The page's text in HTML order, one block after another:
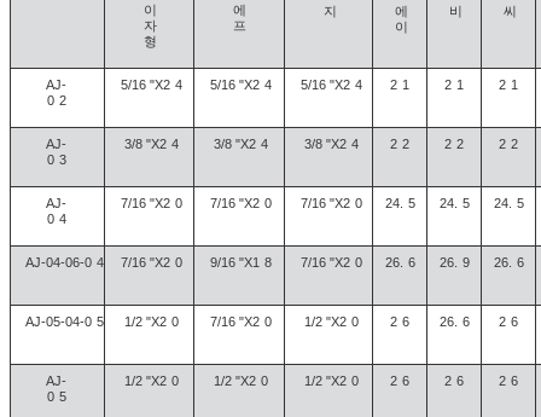
이
자
형
에
프
지
에
이
비 씨
AJ-
0 2
5/16 "X2 4 5/16 "X2 4 5/16 "X2 4 2 1 2 1 2 1
AJ-
0 3
3/8 "X2 4 3/8 "X2 4 3/8 "X2 4 2 2 2 2 2 2
AJ-
0 4
7/16 "X2 0 7/16 "X2 0 7/16 "X2 0 24. 5 24. 5 24. 5
AJ-04-06-0 4 7/16 "X2 0 9/16 "X1 8 7/16 "X2 0 26. 6 26. 9 26. 6
AJ-05-04-0 5 1/2 "X2 0 7/16 "X2 0 1/2 "X2 0 2 6 26. 6 2 6
AJ-
0 5
1/2 "X2 0 1/2 "X2 0 1/2 "X2 0 2 6 2 6 2 6